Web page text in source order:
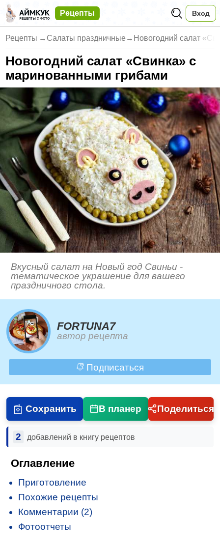
Рецепты Вход
Рецепты → Салаты праздничные → Новогодний салат
Новогодний салат «Свинка» с
маринованными грибами
Вкусный салат на Новый год Свиньи -
тематическое украшение для вашего
праздничного стола.
FORTUNA7
автор рецепта
Подписаться
Сохранить В планер Поделиться
2 добавлений в книгу рецептов
Оглавление
Приготовление
Похожие рецепты
Комментарии (2)
Фотоотчеты